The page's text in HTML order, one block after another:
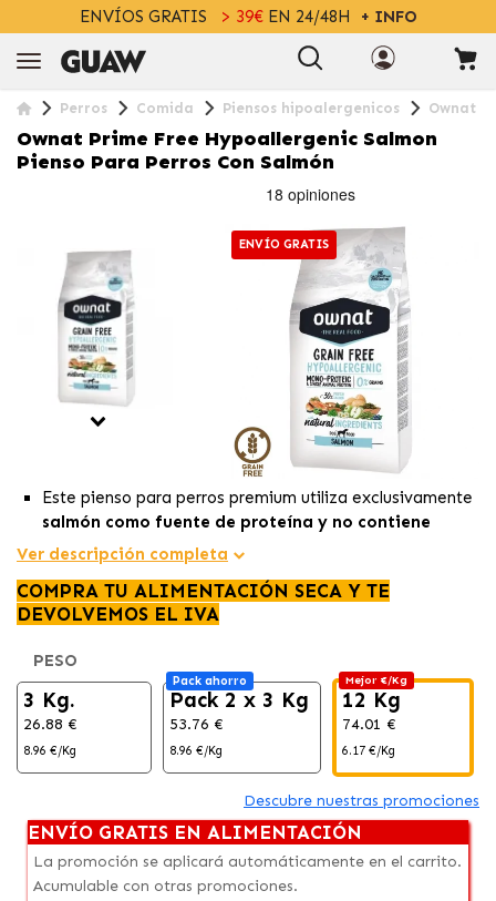
ENVÍOS GRATIS > 39€EN 24/48H + INFO
Perros Comida Piensos hipoalergenicos Ownat
Ownat Prime Free Hypoallergenic Salmon
Pienso Para Perros Con Salmón
ENVÍO GRATIS
Este pienso para perros premium utiliza exclusivamente
salmón como fuente de proteína y no contiene
cereales , ideal para alergias e intolerancias.
El alto contenido de ácidos grasos esenciales en el
salmón promueveuna piel saludable y un pelaje
brillante.
necesidades especiales, garantizando unanutrición
óptima y deliciosa.
Ver descripción completa
COMPRA TU ALIMENTACIÓN SECA Y TE
DEVOLVEMOS EL IVA
PESO
3 Kg.
26.88 €
8.96 €/Kg
Pack ahorro
Pack 2 x 3 Kg
53.76 €
8.96 €/Kg
Mejor €/Kg
12 Kg
74.01 €
6.17 €/Kg
Descubre nuestras promociones
ENVÍO GRATIS EN ALIMENTACIÓN
La promoción se aplicará automáticamente en el carrito.
Acumulable con otras promociones.